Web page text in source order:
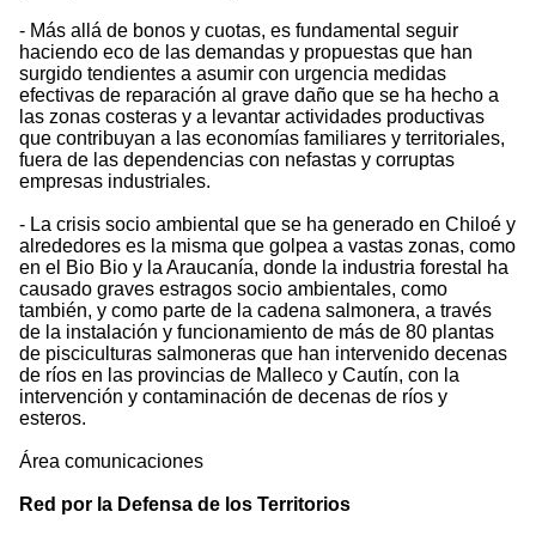
- Más allá de bonos y cuotas, es fundamental seguir
haciendo eco de las demandas y propuestas que han
surgido tendientes a asumir con urgencia medidas
efectivas de reparación al grave daño que se ha hecho a
las zonas costeras y a levantar actividades productivas
que contribuyan a las economías familiares y territoriales,
fuera de las dependencias con nefastas y corruptas
empresas industriales.
- La crisis socio ambiental que se ha generado en Chiloé y
alrededores es la misma que golpea a vastas zonas, como
en el Bio Bio y la Araucanía, donde la industria forestal ha
causado graves estragos socio ambientales, como
también, y como parte de la cadena salmonera, a través
de la instalación y funcionamiento de más de 80 plantas
de pisciculturas salmoneras que han intervenido decenas
de ríos en las provincias de Malleco y Cautín, con la
intervención y contaminación de decenas de ríos y
esteros.
Área comunicaciones
Red por la Defensa de los Territorios